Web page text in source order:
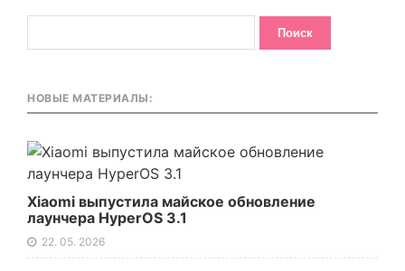
НОВЫЕ МАТЕРИАЛЫ:
Xiaomi выпустила майское обновление
лаунчера HyperOS 3.1
22. 05. 2026